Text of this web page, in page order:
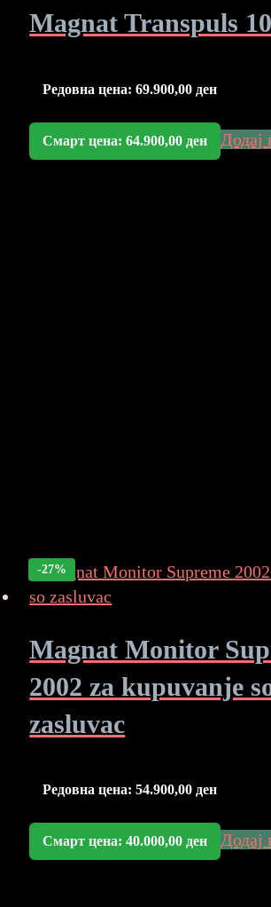
Magnat Transpuls
Редовна цена:69.900,00 ден
Смарт цена:64.900,00 ден Додај
-27%
Magnat Monitor
2002 za kupuvanje
zasluvac
Редовна цена:54.900,00ден
Смарт цена:40.000,00ден Додај